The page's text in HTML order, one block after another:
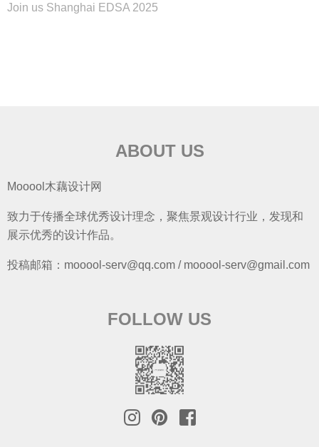
Join us Shanghai EDSA 2025
ABOUT US
Mooool木藕设计网
致力于传播全球优秀设计理念，聚焦景观设计行业，发现和
展示优秀的设计作品。
投稿邮箱：mooool-serv@qq.com / mooool-serv@gmail.com
FOLLOW US